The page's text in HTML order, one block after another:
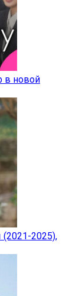
в новой
2025),